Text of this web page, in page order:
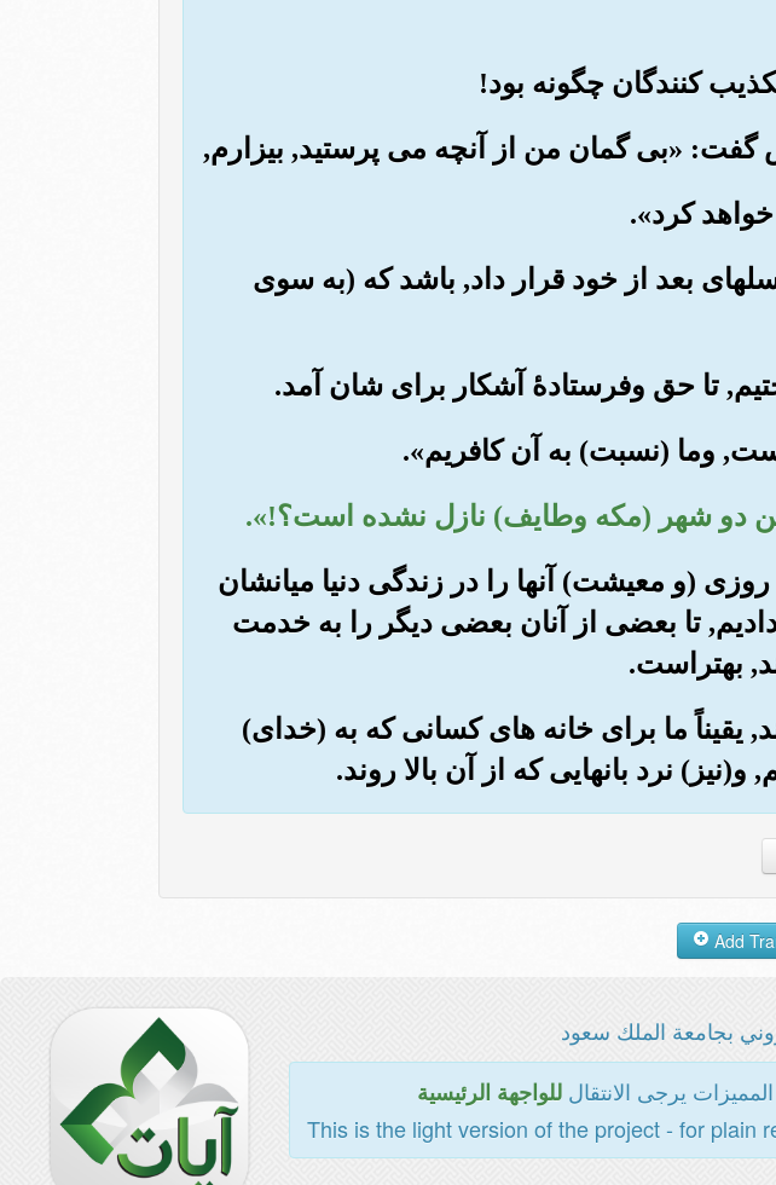
نسلهای بعد از خود قرار داد, باشد که (به سوی
روزی (و معیشت) آنها را در زندگی دنیا میانشان
تا بعضی از آنان بعضی دیگر را به خدمت
بهتراست.
یقیناً ما برای خانه های کسانی که به (خدای)
نرد بانهایی که از آن بالا روند.
بجامعة الملك سعود
يرجى الانتقالللواجهة الرئيسية
This is the light version of the project - for plain